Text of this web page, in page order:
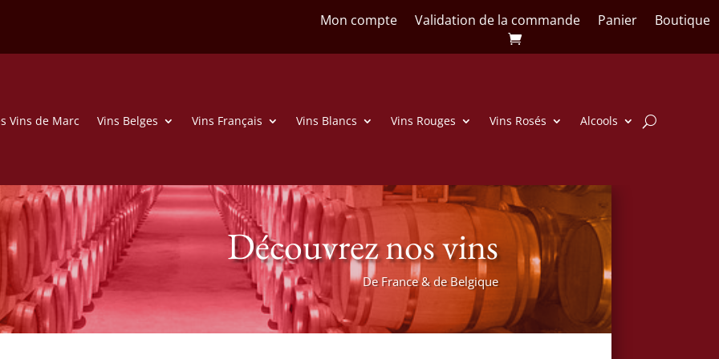
Mon compte Validation de la commande Panier Boutique
Vins de Marc Vins Belges Vins Français Vins Blancs Vins Rouges Vins Rosés Alcools
Découvrez nos vins
De France & de Belgique